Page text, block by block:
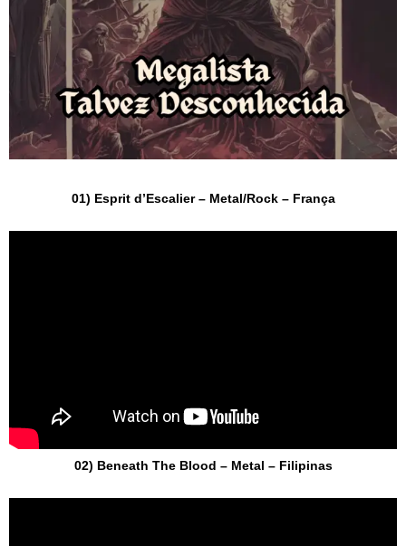
01) Esprit d’Escalier – Metal/Rock – França
02) Beneath The Blood – Metal – Filipinas